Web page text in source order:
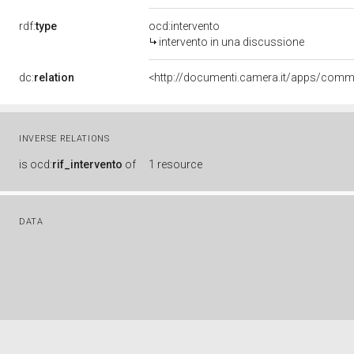
rdf:type
ocd:intervento
intervento in una discussione
dc:relation
INVERSE RELATIONS
is ocd:rif_intervento of 1 resource
DATA